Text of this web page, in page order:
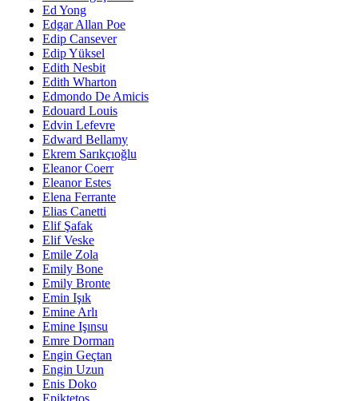
Ed Yong
Edgar Allan Poe
Edip Cansever
Edip Yüksel
Edith Nesbit
Edith Wharton
Edmondo De Amicis
Edouard Louis
Edvin Lefevre
Edward Bellamy
Ekrem Sarıkçıoğlu
Eleanor Coerr
Eleanor Estes
Elena Ferrante
Elias Canetti
Elif Şafak
Elif Veske
Emile Zola
Emily Bone
Emily Bronte
Emin Işık
Emine Arlı
Emine Işınsu
Emre Dorman
Engin Geçtan
Engin Uzun
Enis Doko